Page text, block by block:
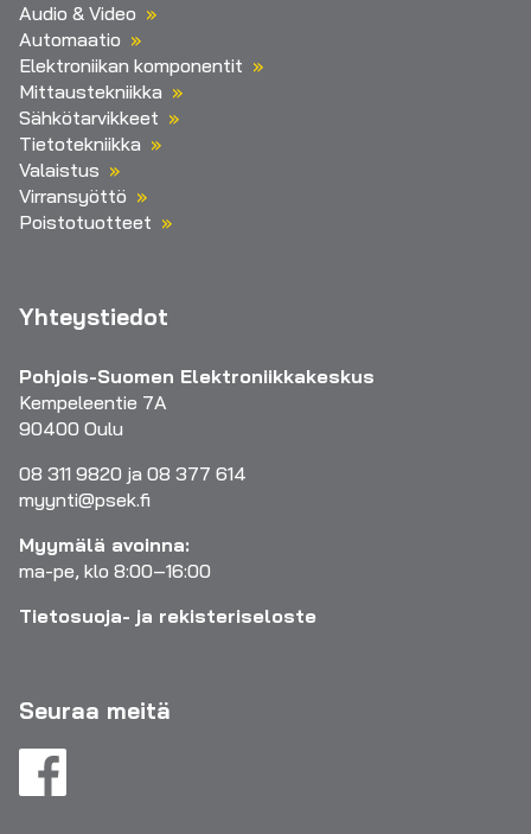
Audio & Video
Automaatio
Elektroniikan komponentit
Mittaustekniikka
Sähkötarvikkeet
Tietotekniikka
Valaistus
Virransyöttö
Poistotuotteet
Yhteystiedot
Pohjois-Suomen Elektroniikkakeskus
Kempeleentie 7A
90400 Oulu
08 311 9820 ja 08 377 614
myynti@psek.fi
Myymälä avoinna:
ma-pe, klo 8:00–16:00
Tietosuoja- ja rekisteriseloste
Seuraa meitä